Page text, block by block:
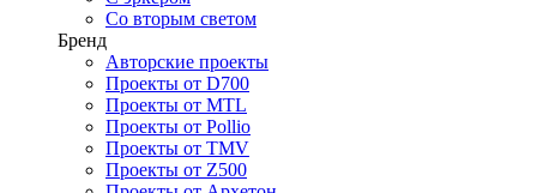
Со вторым светом
Бренд
Авторские проекты
Проекты от D700
Проекты от MTL
Проекты от Pollio
Проекты от TMV
Проекты от Z500